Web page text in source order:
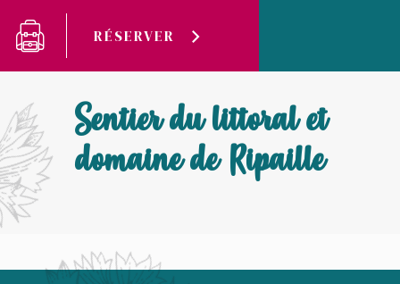
RÉSERVER
Camping Saint-Disdille
Sentier du littoral et
domaine de Ripaille
Panneau de gestion des cookies